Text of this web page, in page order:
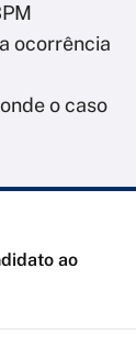
ocorrência
o caso
ao